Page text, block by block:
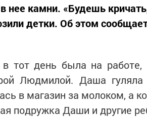
нее камни. «Будешь
детки. Об этом
тот день была на
Людмилой. Даша
в магазин за молоком, а
подружка Даши и другие